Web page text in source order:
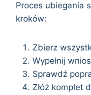
Proces ubiegania
kroków:
Zbierz
Wypełnij
Sprawdź
Złóż komplet